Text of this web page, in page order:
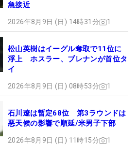
急接近
2026年8月9日 (日) 14時31分 1
松山英樹はイーグル奪取で11位に
浮上 ホスラー、ブレナンが首位タ
イ
2026年8月9日 (日) 08時53分 1
石川遼は暫定68位 第3ラウンドは
悪天候の影響で順延/米男子下部
2026年8月9日 (日) 11時15分 1